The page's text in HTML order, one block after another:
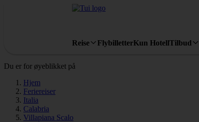
Reise FlybilletterKun HotellTilbud
Du er for øyeblikket på
Hjem
Feriereiser
Italia
Calabria
Villapiana Scalo